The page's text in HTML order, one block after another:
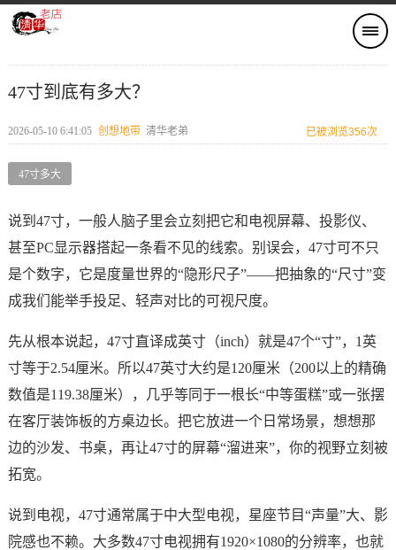
47寸到底有多大？
2026-05-10 6:41:05 创想地带 清华老弟 已被浏览356次
47寸多大
说到47寸，一般人脑子里会立刻把它和电视屏幕、投影仪、
甚至PC显示器搭起一条看不见的线索。别误会，47寸可不只
是个数字，它是度量世界的“隐形尺子”——把抽象的“尺寸”变
成我们能举手投足、轻声对比的可视尺度。
先从根本说起，47寸直译成英寸（inch）就是47个“寸”，1英
寸等于2.54厘米。所以47英寸大约是120厘米（200以上的精确
数值是119.38厘米），几乎等同于一根长“中等蛋糕”或一张摆
在客厅装饰板的方桌边长。把它放进一个日常场景，想想那
边的沙发、书桌，再让47寸的屏幕“溜进来”，你的视野立刻被
拓宽。
说到电视，47寸通常属于中大型电视，星座节目“声量”大、影
院感也不赖。大多数47寸电视拥有1920×1080的分辨率，也就